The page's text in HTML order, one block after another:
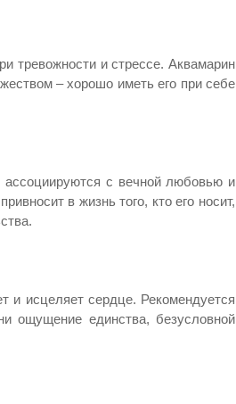
тревожности и стрессе. Аквамарин
– хорошо иметь его при себе
с вечной любовью и
в жизнь того, кто его носит,
и исцеляет сердце. Рекомендуется
ощущение единства, безусловной